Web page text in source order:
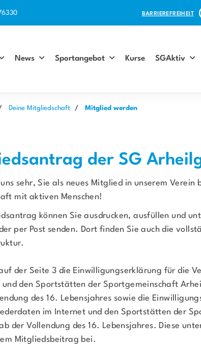
BARRIEREFREIHEIT
News Sportangebot Kurse SGAktiv
Deine Mitgliedschaft Mitglied werden
der SG
sehr, Sie als neues Mitglied in unserem Verein
mit aktiven Menschen!
können Sie ausdrucken, ausfüllen und
per Post senden. Dort finden Sie auch die
der Seite 3 die Einwilligungserklärung für die
den Sportstätten der Sportgemeinschaft
des 16. Lebensjahres sowie die
im Internet und den Sportstätten der
der Vollendung des 16. Lebensjahres. Diese
Mitgliedsbeitrag bei.